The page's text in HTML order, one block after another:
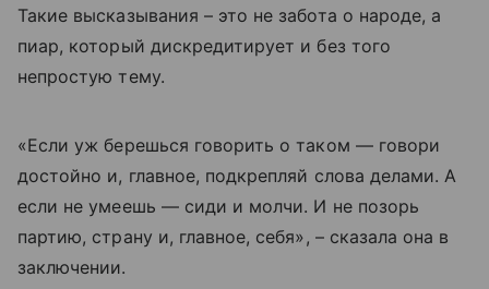
Такие высказывания – это не забота о народе, а
пиар, который дискредитирует и без того
непростую тему.
«Если уж берешься говорить о таком — говори
достойно и, главное, подкрепляй слова делами. А
если не умеешь — сиди и молчи. И не позорь
партию, страну и, главное, себя», – сказала она в
заключении.